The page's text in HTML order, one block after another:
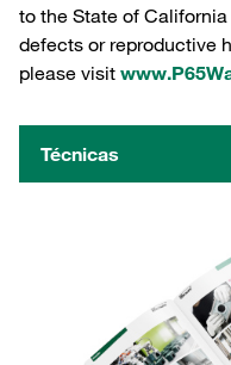
to the State of
defects or reproductive
please visit
Técnicas